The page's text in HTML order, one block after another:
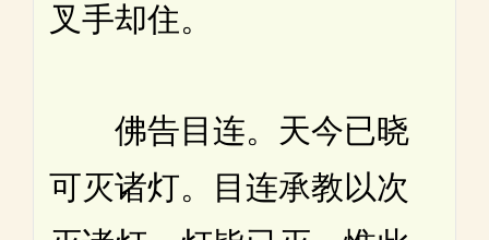
叉手却住。
佛告目连。天今已晓
可灭诸灯。目连承教以次